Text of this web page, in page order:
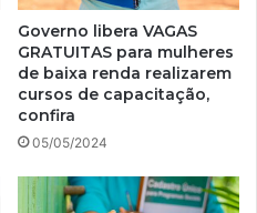
Governo libera VAGAS
GRATUITAS para mulheres
de baixa renda realizarem
cursos de capacitação,
confira
05/05/2024